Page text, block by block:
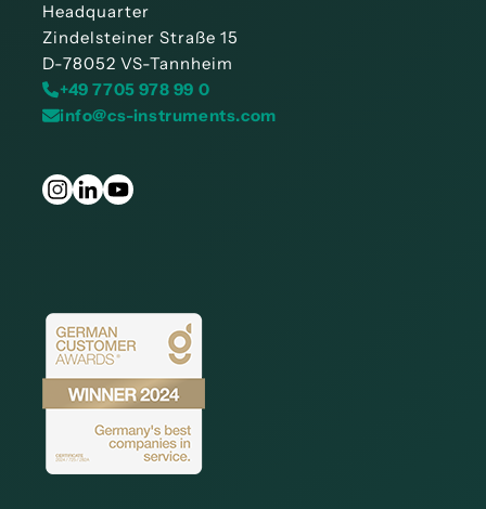
Headquarter
Zindelsteiner Straße 15
D-78052 VS-Tannheim
+49 7705 978 99 0
info@cs-instruments.com